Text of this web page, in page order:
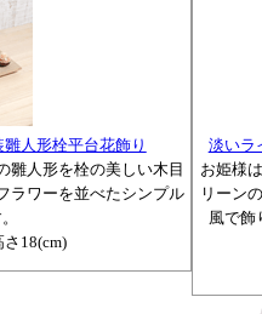
人形栓平台花飾り
雛人形を栓の美しい木目
ラワーを並べたシンプル
18(cm)
淡いラ
お姫様
リーン
風で飾